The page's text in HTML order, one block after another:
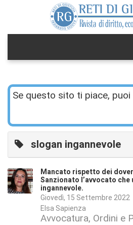
Se questo sito ti piace,
slogan ingannevole
Mancato rispetto dei
Sanzionato l’avvocato che
ingannevole.
Giovedì, 15 Settembre 2022
Elsa Sapienza
Avvocatura, Ordini e